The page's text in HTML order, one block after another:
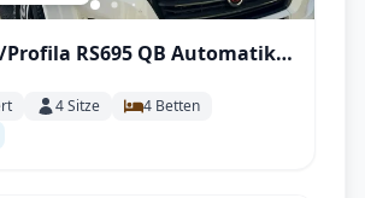
RS695 QB Automatik,
4Sitze 4 Betten